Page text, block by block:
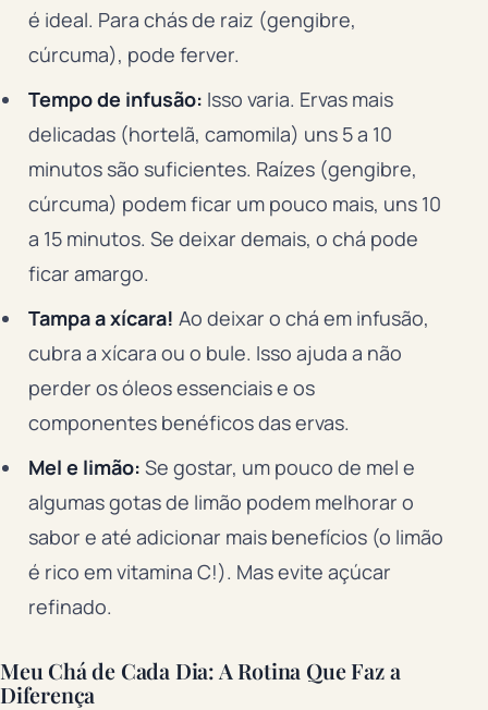
é ideal. Para chás de raiz (gengibre,
cúrcuma), pode ferver.
Tempo de infusão: Isso varia. Ervas mais
delicadas (hortelã, camomila) uns 5 a 10
minutos são suficientes. Raízes (gengibre,
cúrcuma) podem ficar um pouco mais, uns 10
a 15 minutos. Se deixar demais, o chá pode
ficar amargo.
Tampa a xícara! Ao deixar o chá em infusão,
cubra a xícara ou o bule. Isso ajuda a não
perder os óleos essenciais e os
componentes benéficos das ervas.
Mel e limão: Se gostar, um pouco de mel e
algumas gotas de limão podem melhorar o
sabor e até adicionar mais benefícios (o limão
é rico em vitamina C!). Mas evite açúcar
refinado.
Meu Chá de Cada Dia: A Rotina Que Faz a
Diferença